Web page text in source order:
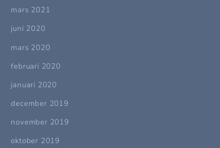
mars 2021
juni 2020
mars 2020
februari 2020
januari 2020
december 2019
november 2019
oktober 2019